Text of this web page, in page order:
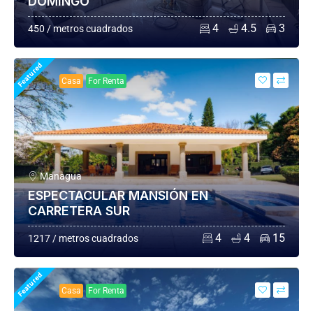
450 / metros cuadrados 4 4.5 3
Featured Casa For Renta
Managua
ESPECTACULAR MANSIÓN EN
CARRETERA SUR
1217 / metros cuadrados 4 4 15
Featured Casa For Renta